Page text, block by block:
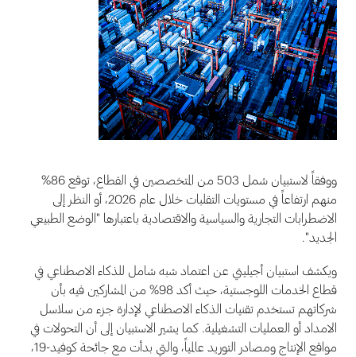
ووفقاً لاستبيان شمل 503 من المتخصصين في القطاع، توقع 86%
منهم ارتفاعاً في مستويات التقلبات خلال عام 2026، أو النظر إلى
الاضطرابات التجارية والسياسية والاقتصادية باعتبارها "الوضع الطبيعي
الجديد".
ويكشف استبيان أجيليتي عن اعتماد شبه شامل للذكاء الاصطناعي في
قطاع الخدمات اللوجستية، حيث أكد 98% من المشاركين فيه بأن
شركاتهم تستخدم تقنيات الذكاء الاصطناعي لإدارة جزء من سلاسل
الامداد أو العمليات التشغيلية. كما يشير الاستبيان إلى أن التحولات في
مواقع الإنتاج ومصادر التوريد عالمياً، والتي بدأت مع جائحة كوفيد-19،